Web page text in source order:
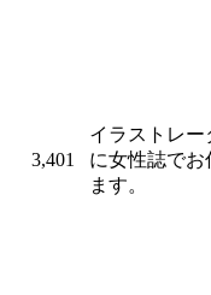
3,401
イラストレー
に女性誌でお
ます。